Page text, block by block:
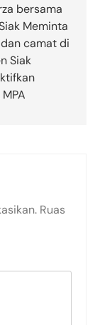
bersama
Meminta
camat di
Siak
Ruas